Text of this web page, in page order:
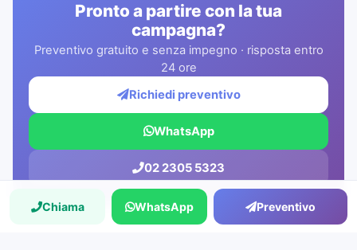
Pronto a partire con la tua
campagna?
Preventivo gratuito e senza impegno · risposta entro
24 ore
Richiedi preventivo
WhatsApp
02 2305 5323
Chiama WhatsApp Preventivo